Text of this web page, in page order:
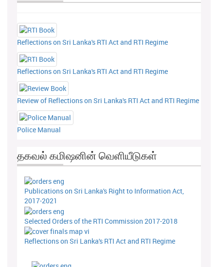
Reflections on Sri Lanka's RTI Act and RTI Regime
Reflections on Sri Lanka's RTI Act and RTI Regime
Review of Reflections on Sri Lanka's RTI Act and RTI Regime
Police Manual
தகவல் கமிஷனின் வெளியீடுகள்
Publications on Sri Lanka's Right to Information Act,
2017-2021
Selected Orders of the RTI Commission 2017-2018
Reflections on Sri Lanka's RTI Act and RTI Regime